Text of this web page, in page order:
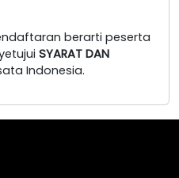
berarti peserta
SYARAT DAN
Indonesia.